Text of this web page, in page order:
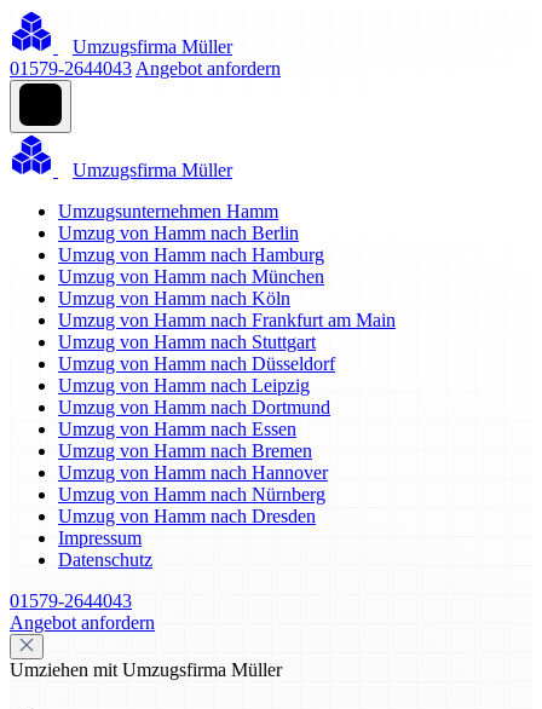
Umzugsfirma Müller
01579-2644043 Angebot anfordern
Umzugsfirma Müller
Umzugsunternehmen Hamm
Umzug von Hamm nach Berlin
Umzug von Hamm nach Hamburg
Umzug von Hamm nach München
Umzug von Hamm nach Köln
Umzug von Hamm nach Frankfurt am Main
Umzug von Hamm nach Stuttgart
Umzug von Hamm nach Düsseldorf
Umzug von Hamm nach Leipzig
Umzug von Hamm nach Dortmund
Umzug von Hamm nach Essen
Umzug von Hamm nach Bremen
Umzug von Hamm nach Hannover
Umzug von Hamm nach Nürnberg
Umzug von Hamm nach Dresden
Impressum
Datenschutz
01579-2644043
Angebot anfordern
Umziehen mit Umzugsfirma Müller